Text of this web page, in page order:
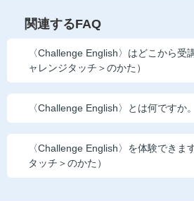
進研ゼミ 中学講座 中高一貫
進研ゼミ 高校講座
進研ゼミ小学講座のご紹介
関連するFAQ
〈Challenge English〉はどこから受
ャレンジタッチ＞のかた）
〈Challenge English〉とは何ですか。
〈Challenge English〉を体験できま
タッチ＞のかた）